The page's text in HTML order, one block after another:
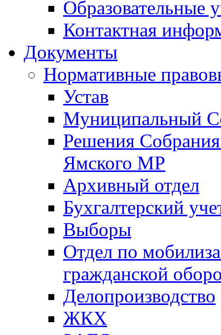
Образовательные
Контактная
Документы
Нормативные
Устав
Муниципальный
Решения
Ямского МР
Архивный отдел
Бухгалтерский
Выборы
Отдел по
гражданской
Делопроизводство
ЖКХ